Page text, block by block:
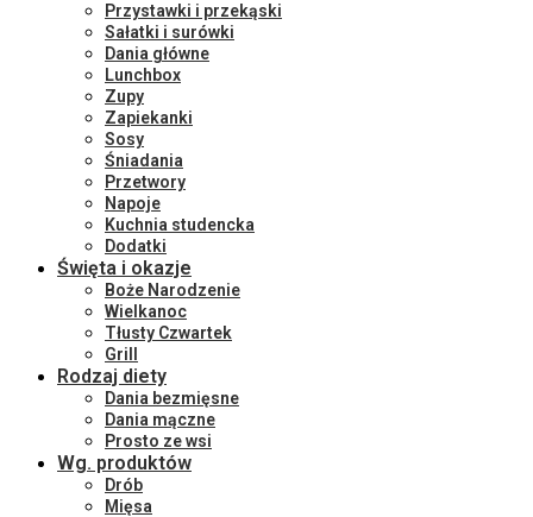
Przystawki i przekąski
Sałatki i surówki
Dania główne
Lunchbox
Zupy
Zapiekanki
Sosy
Śniadania
Przetwory
Napoje
Kuchnia studencka
Dodatki
Święta i okazje
Boże Narodzenie
Wielkanoc
Tłusty Czwartek
Grill
Rodzaj diety
Dania bezmięsne
Dania mączne
Prosto ze wsi
Wg. produktów
Drób
Mięsa